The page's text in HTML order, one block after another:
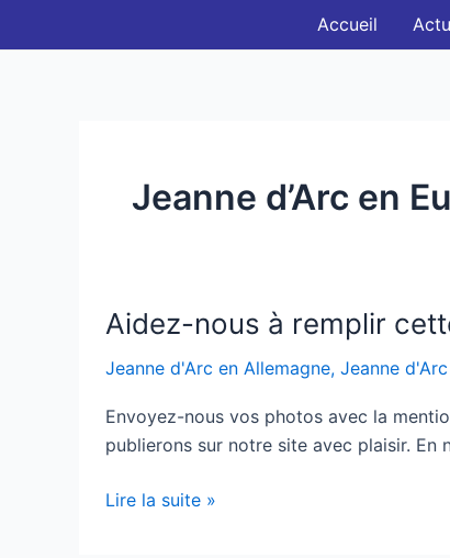
Accueil
Jeanne d’Arc en
Aidez-nous à remplir
Jeanne d'Arc en Allemagne, Jeanne
Envoyez-nous vos photos avec la
publierons sur notre site avec plaisir.
nous
remplir
cette
page
Lire la suite »